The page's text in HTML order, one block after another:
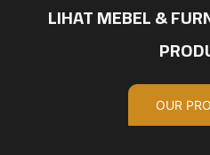
LIHAT MEBEL &
OUR